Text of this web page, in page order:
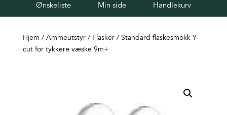
Ønskeliste Min side Handlekurv
Hjem / Ammeutstyr/ Flasker/ Standard flaskesmokk Y-
cut for tykkere væske 9m+